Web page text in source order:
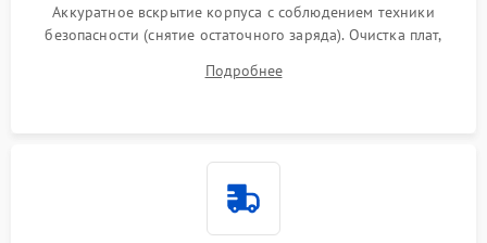
Аккуратное вскрытие корпуса с соблюдением техники
безопасности (снятие остаточного заряда). Очистка плат,
и кистей для предотвращения перегрева и замыканий.
Подробнее